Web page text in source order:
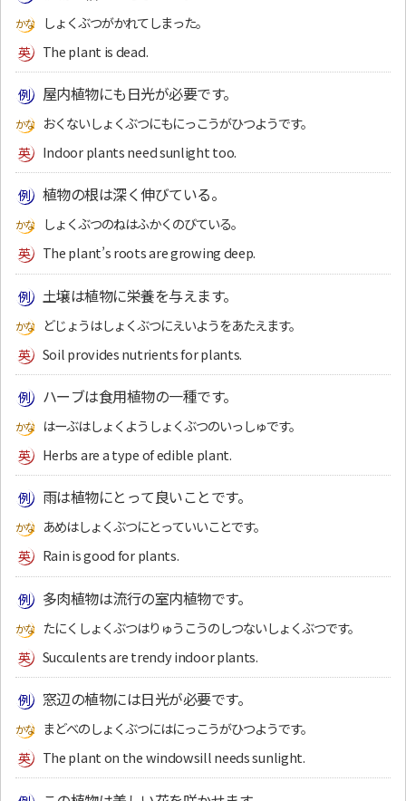
しょくぶつがかれてしまった。
The plant is dead.
屋内植物にも日光が必要です。
おくないしょくぶつにもにっこうがひつようです。
Indoor plants need sunlight too.
植物の根は深く伸びている。
しょくぶつのねはふかくのびている。
The plant’s roots are growing deep.
土壌は植物に栄養を与えます。
どじょうはしょくぶつにえいようをあたえます。
Soil provides nutrients for plants.
ハーブは食用植物の一種です。
はーぶはしょくようしょくぶつのいっしゅです。
Herbs are a type of edible plant.
雨は植物にとって良いことです。
あめはしょくぶつにとっていいことです。
Rain is good for plants.
多肉植物は流行の室内植物です。
たにくしょくぶつはりゅうこうのしつないしょくぶつです。
Succulents are trendy indoor plants.
窓辺の植物には日光が必要です。
まどべのしょくぶつにはにっこうがひつようです。
The plant on the windowsill needs sunlight.